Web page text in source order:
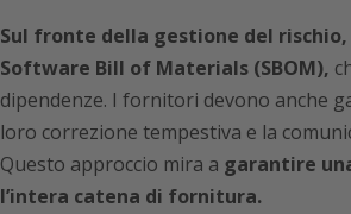
Sul fronte della gestione del
Software Bill of Materials (SBOM),
dipendenze. I fornitori devono anche
loro correzione tempestiva e la
Questo approccio mira a garantire
l’intera catena di fornitura.